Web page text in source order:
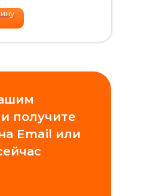
получите
Email или